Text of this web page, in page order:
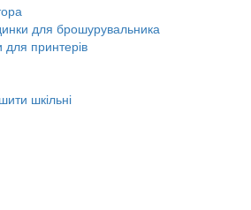
для брошурувальника
для принтерів
шкільні